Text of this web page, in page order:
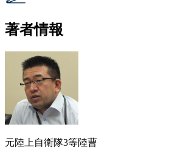
著者情報
元陸上自衛隊3等陸曹